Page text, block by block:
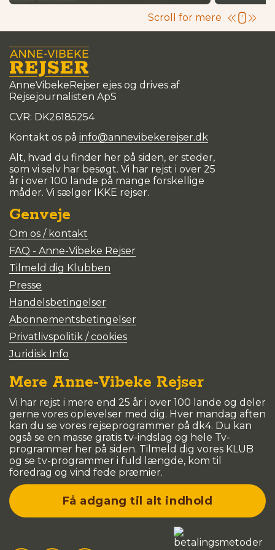
Scroll for mere
AnneVibekeRejser ejes og drives af
Rejsejournalisten ApS
CVR: DK26185254
Kontakt os på info@annevibekerejser.dk
Alt, hvad du finder her på siden, er steder,
som vi selv har besøgt. Vi har rejst i over 25
år i over 100 lande på mange forskellige
måder. Vi sælger IKKE rejser.
Genveje
Om os / kontakt
FAQ - Anne-Vibeke Rejser
Tilmeld dig Klubben
Presse
Handelsbetingelser
Abonnementsbetingelser
Privatlivspolitik / cookies
Juridisk Info
Mere Anne-Vibeke Rejser
Vi har rejst i mere end 25 år i over 100 lande og deler
gerne vores oplevelser med dig. Hver mandag aften
kan du se vores rejseprogrammer på dk4. Du kan
også se en masse gratis tv-indslag og hele Tv-
programmer her på siden. Tilmeld dig vores KLUB
og se tv-programmer i fuld længde, kom til
foredrag og vind fede præmier.
Få adgang til alt indhold